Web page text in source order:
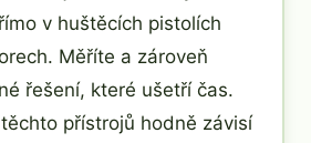
v huštěcích pistolích
Měříte a zároveň
řešení, které ušetří čas.
přístrojů hodně závisí